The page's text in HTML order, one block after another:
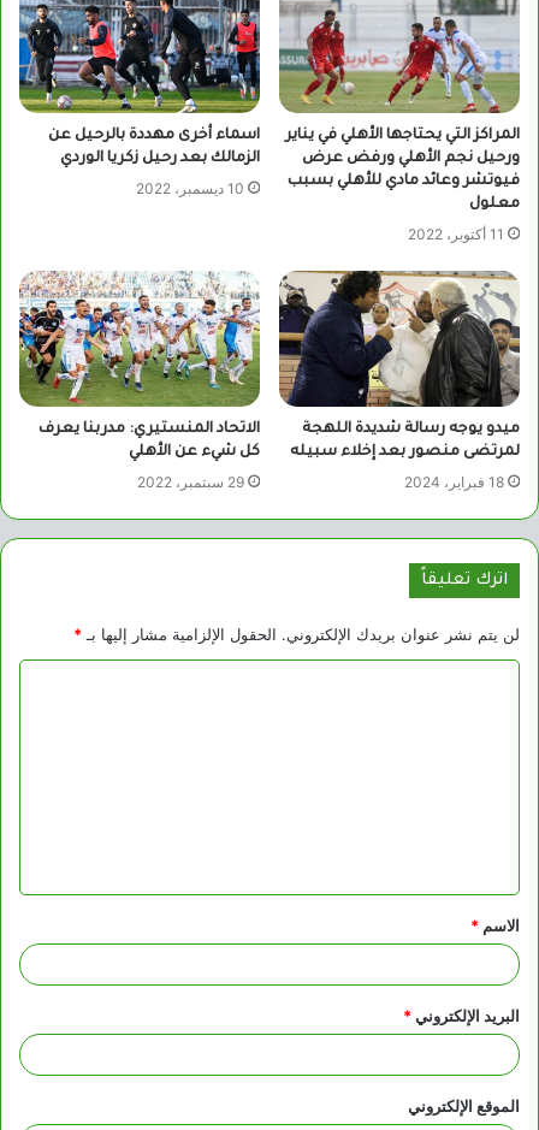
المراكز التي يحتاجها الأهلي في يناير
ورحيل نجم الأهلي ورفض عرض
فيوتشر وعائد مادي للأهلي بسبب
معلول
11 أكتوبر، 2022
اسماء أخرى مهددة بالرحيل عن
الزمالك بعد رحيل زكريا الوردي
10 ديسمبر، 2022
ميدو يوجه رسالة شديدة اللهجة
لمرتضى منصور بعد إخلاء سبيله
18 فبراير، 2024
الاتحاد المنستيري: مدربنا يعرف
كل شيء عن الأهلي
29 سبتمبر، 2022
اترك تعليقاً
لن يتم نشر عنوان بريدك الإلكتروني. الحقول الإلزامية مشار إليها بـ *
ق
*
الاسم *
البريد الإلكتروني*
الموقع الإلكتروني